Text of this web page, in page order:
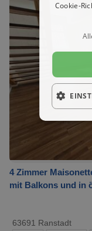
4 Zimmer
mit Balkons und in
63691 Ranstadt
Cookie-